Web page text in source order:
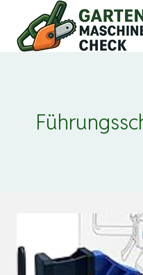
Inhalt
springen